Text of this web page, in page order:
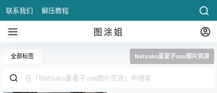
联系我们 解压教程
图涂姐
全部标签 Natsuko夏夏子cos图片资源